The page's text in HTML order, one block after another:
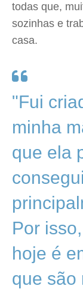
todas que,
sozinhas e
casa.
"Fui
minha
que ela
Por
hoje é
que são